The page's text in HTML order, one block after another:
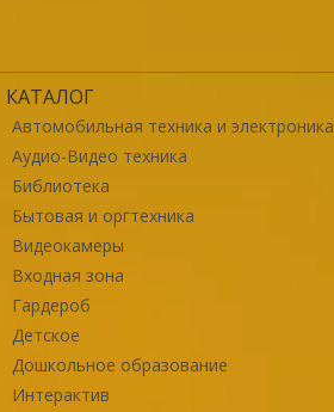
КАТАЛОГ
Автомобильная техника и электроника
Аудио-Видео техника
Библиотека
Бытовая и оргтехника
Видеокамеры
Входная зона
Гардероб
Детское
Дошкольное образование
Интерактив